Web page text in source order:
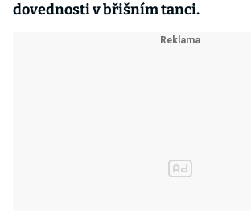
dovednosti v břišním tanci.